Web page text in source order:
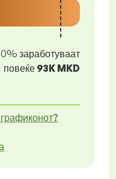
заработуваат
повеќе 93K MKD